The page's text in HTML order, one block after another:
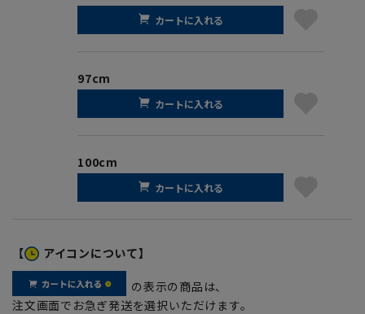
カートに入れる
97cm
カートに入れる
100cm
カートに入れる
【 アイコンについて】
の表示の商品は、
注文画面でお急ぎ発送を選択いただけます。